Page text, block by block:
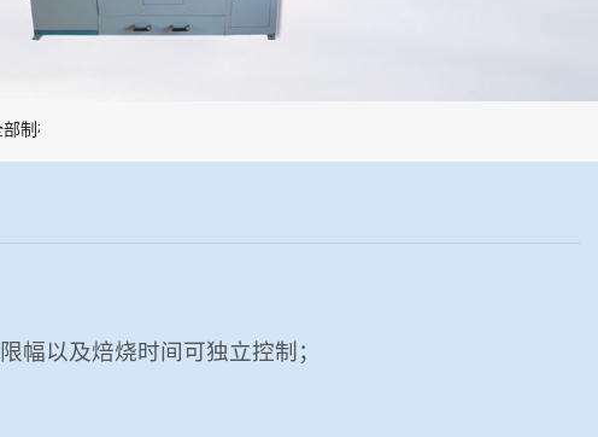
样过程机械化操作，没有人为误差，焦球形状与人工制焦球法一致或优于人
幅以及焙烧时间可独立控制；